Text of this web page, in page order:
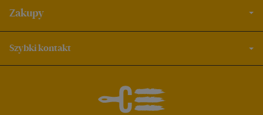
Zakupy
Szybki kontakt